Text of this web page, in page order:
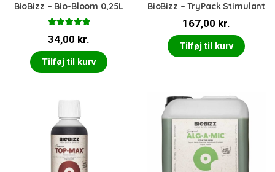
BioBizz – Bio-Bloom 0,25L
5.00ud af 5
34,00 kr.
Tilføj til kurv
BioBizz – TryPack Stimulant
167,00 kr.
Tilføj til kurv